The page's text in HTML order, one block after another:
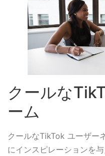
クールな
ーム
クールなTikTok ユーザー
にインスピレーションを